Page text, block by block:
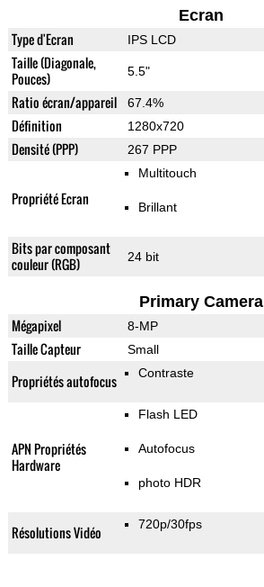
Ecran
Type d'Ecran IPS LCD
Taille (Diagonale,
Pouces)
5.5"
Ratio écran/appareil 67.4%
Définition 1280x720
Densité (PPP) 267 PPP
Propriété Ecran
Multitouch
Brillant
Bits par composant
couleur (RGB)
24 bit
Primary Camera
Mégapixel 8-MP
Taille Capteur Small
Propriétés autofocus Contraste
APN Propriétés
Hardware
Flash LED
Autofocus
photo HDR
Résolutions Vidéo 720p/30fps